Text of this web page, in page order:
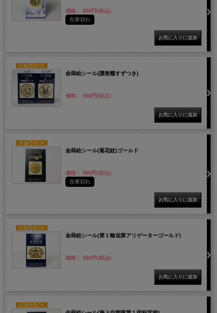
価格： 660円(税込)
在庫切れ
店舗受取OK
金蒔絵シール(護衛艦すずつき)
価格： 660円(税込)
店舗受取OK
金蒔絵シール(菊花紋)ゴールド
価格： 660円(税込)
在庫切れ
店舗受取OK
金蒔絵シール(第１輸送隊アリゲーターゴールド)
価格： 660円(税込)
店舗受取OK